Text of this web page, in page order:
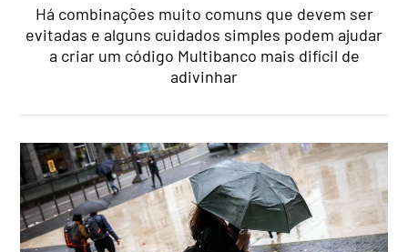
Há combinações muito comuns que devem ser
evitadas e alguns cuidados simples podem ajudar
a criar um código Multibanco mais difícil de
adivinhar